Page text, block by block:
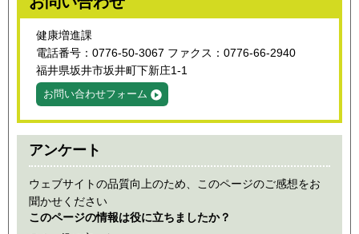
健康増進課
電話番号：0776-50-3067 ファクス：0776-66-2940
福井県坂井市坂井町下新庄1-1
お問い合わせフォーム
アンケート
ウェブサイトの品質向上のため、このページのご感想をお
聞かせください
このページの情報は役に立ちましたか？